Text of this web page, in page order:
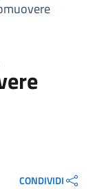
CONDIVIDI